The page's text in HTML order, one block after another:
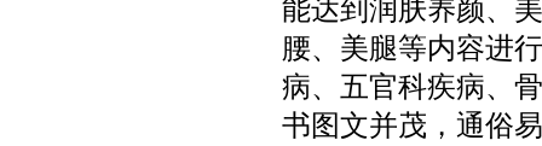
能达到润肤养颜、
腰、美腿等内容进
病、五官科疾病、
书图文并茂，通俗